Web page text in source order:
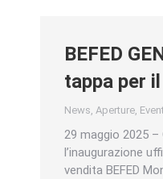
BEFED
tappa per
News, Aperture,
29 maggio 2025
l’inaugurazione
vendita BEFED